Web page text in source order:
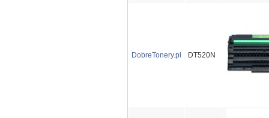
DobreTonery.pl DT520N